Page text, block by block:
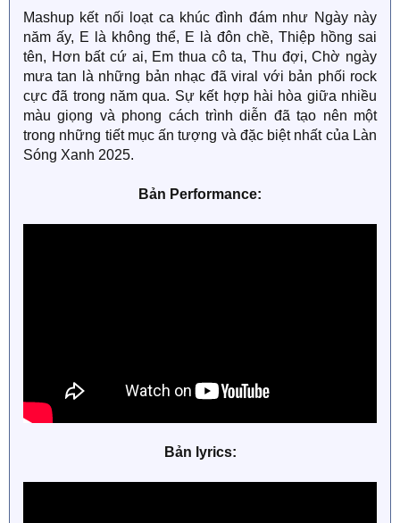
Mashup kết nối loạt ca khúc đình đám như Ngày này
năm ấy, E là không thể, E là đôn chề, Thiệp hồng sai
tên, Hơn bất cứ ai, Em thua cô ta, Thu đợi, Chờ ngày
mưa tan là những bản nhạc đã viral với bản phối rock
cực đã trong năm qua. Sự kết hợp hài hòa giữa nhiều
màu giọng và phong cách trình diễn đã tạo nên một
trong những tiết mục ấn tượng và đặc biệt nhất của Làn
Sóng Xanh 2025.
Bản Performance:
Bản lyrics: